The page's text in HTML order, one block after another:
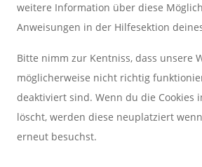
weitere Information über diese
Anweisungen in der Hilfesektion
Bitte nimm zur Kentniss, dass unsere
möglicherweise nicht richtig
deaktiviert sind. Wenn du die Cookies
löscht, werden diese neuplatziert
erneut besuchst.